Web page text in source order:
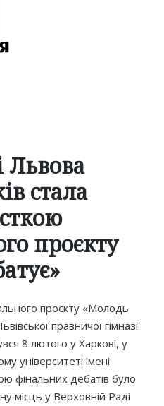
Львова
стала
проєкту
проєкту «Молодь
правничої гімназії
8 лютого у Харкові, у
університеті імені
фінальних дебатів було
місць у Верховній Раді